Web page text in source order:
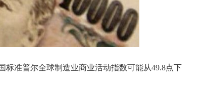
标准普尔全球制造业商业活动指数可能从49.8点下